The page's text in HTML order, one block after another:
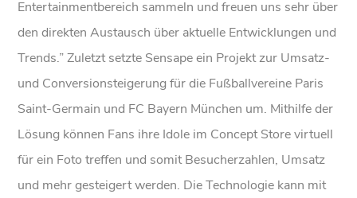
Entertainmentbereich sammeln und freuen uns sehr über
den direkten Austausch über aktuelle Entwicklungen und
Trends.” Zuletzt setzte Sensape ein Projekt zur Umsatz-
und Conversionsteigerung für die Fußballvereine Paris
Saint-Germain und FC Bayern München um. Mithilfe der
Lösung können Fans ihre Idole im Concept Store virtuell
für ein Foto treffen und somit Besucherzahlen, Umsatz
und mehr gesteigert werden. Die Technologie kann mit